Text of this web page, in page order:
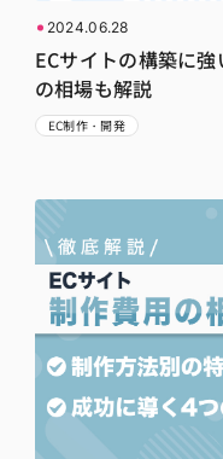
2024.06.28
ECサイトの構築に
の相場も解説
EC制作・開発